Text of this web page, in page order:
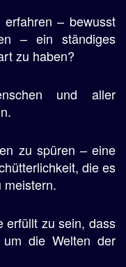
– bewusst
– ein ständiges
zu haben?
und aller
zu spüren – eine
die es
meistern.
erfüllt zu sein, dass
die Welten der